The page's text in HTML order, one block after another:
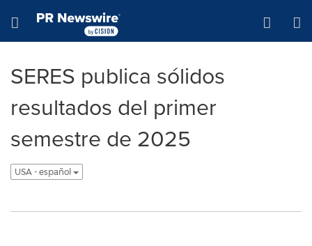
Hamburger menu
SERES publica sólidos
resultados del primer
semestre de 2025
USA - español